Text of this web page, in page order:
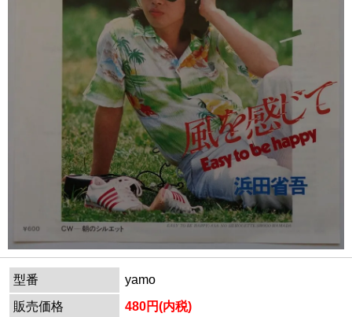
型番
yamo
販売価格
480円(内税)